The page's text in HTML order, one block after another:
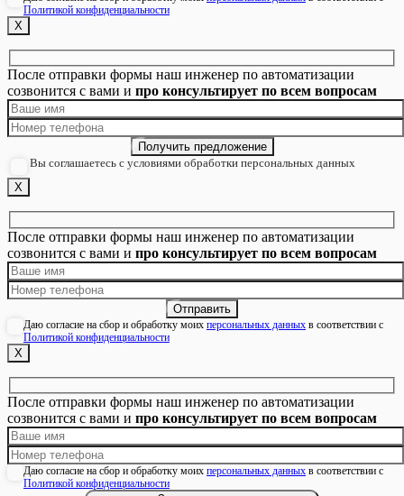
Политикой конфиденциальности
Х
После отправки формы наш инженер по автоматизации
созвонится с вами и про консультирует по всем вопросам
Вы соглашаетесь с условиями обработки персональных данных
Х
После отправки формы наш инженер по автоматизации
созвонится с вами и про консультирует по всем вопросам
Даю согласие на сбор и обработку моих персональных данных в соответствии с
Политикой конфиденциальности
Х
После отправки формы наш инженер по автоматизации
созвонится с вами и про консультирует по всем вопросам
Даю согласие на сбор и обработку моих персональных данных в соответствии с
Политикой конфиденциальности